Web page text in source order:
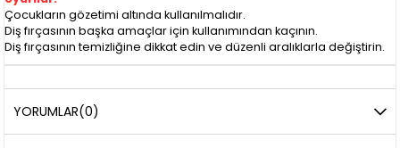
Çocukların gözetimi altında kullanılmalıdır.
Diş fırçasının başka amaçlar için kullanımından kaçının.
Diş fırçasının temizliğine dikkat edin ve düzenli aralıklarla değiştirin.
YORUMLAR(0)